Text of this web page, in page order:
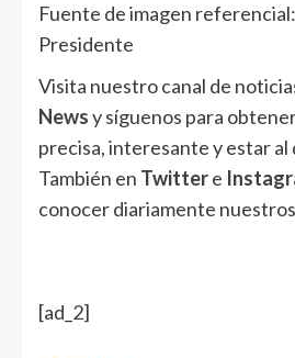
Fuente de imagen
Presidente
Visita nuestro canal de
Newsy síguenos para
precisa, interesante y estar al
También en Twittere
conocer diariamente
[ad_2]